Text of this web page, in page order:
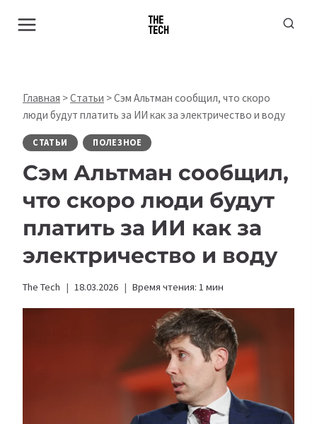
Главная >Статьи >Сэм Альтман сообщил, что скоро
люди будут платить за ИИ как за электричество и воду
СТАТЬИ ПОЛЕЗНОЕ
Сэм Альтман сообщил,
что скоро люди будут
платить за ИИ как за
электричество и воду
The Tech 18.03.2026 Время чтения: 1 мин